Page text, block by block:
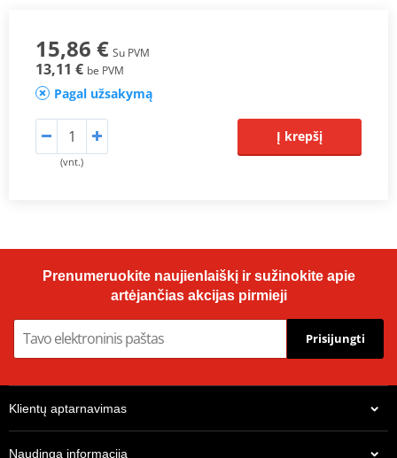
15,86 € Su PVM
13,11 € be PVM
Pagal užsakymą
(vnt.)
Į krepšį
Prenumeruokite naujienlaiškį ir sužinokite apie
artėjančias akcijas pirmieji
Prisijungti
Klientų aptarnavimas
Naudinga informacija